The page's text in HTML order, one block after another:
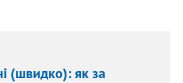
(швидко): як за